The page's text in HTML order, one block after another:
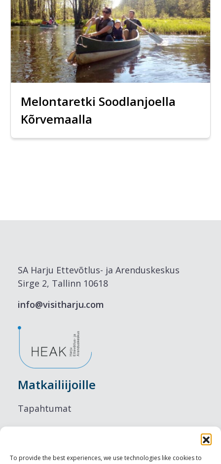
To provide the best experiences, we use technologies like cookies to
Melontaretki Soodlanjoella
Kõrvemaalla
SA Harju Ettevõtlus- ja Arenduskeskus
Sirge 2, Tallinn 10618
info@visitharju.com
Matkailiijoille
Tapahtumat
Ruokailu